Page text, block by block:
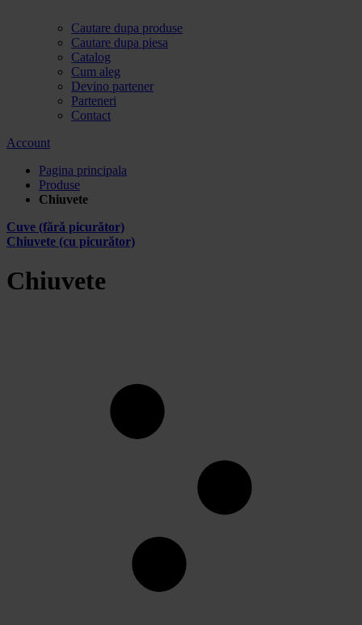
Cautare dupa produse
Cautare dupa piesa
Catalog
Cum aleg
Devino partener
Parteneri
Contact
Account
Pagina principala
Produse
Chiuvete
Cuve (fără picurător)
Chiuvete (cu picurător)
Chiuvete